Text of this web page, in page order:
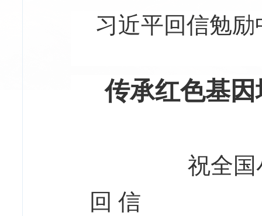
习近平回信勉
传承红色基
祝全国
回 信